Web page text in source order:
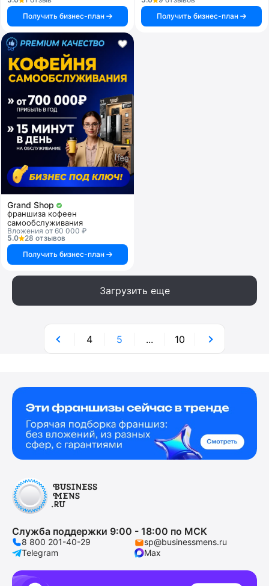
Получить бизнес-план
Получить бизнес-план
Grand Shop
франшиза кофеен
самообслуживания
Вложения от 60 000 ₽
5.0
28 отзывов
Получить бизнес-план
Загрузить еще
4 5 ... 10
Служба поддержки 9:00 - 18:00 по МСК
8 800 201-40-29
sp@businessmens.ru
Telegram
Max